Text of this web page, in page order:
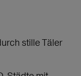
stille Täler